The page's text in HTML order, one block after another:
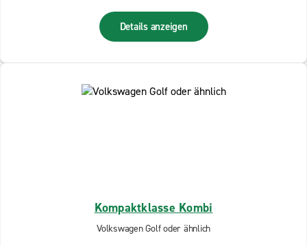
Details anzeigen
Kompaktklasse Kombi
Volkswagen Golf oder ähnlich